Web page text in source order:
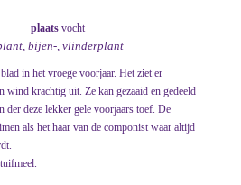
plaats vocht
bijen-, vlinderplant
in het vroege voorjaar. Het ziet er
wind krachtig uit. Ze kan gezaaid en gedeeld
deze lekker gele voorjaars toef. De
als het haar van de componist waar altijd